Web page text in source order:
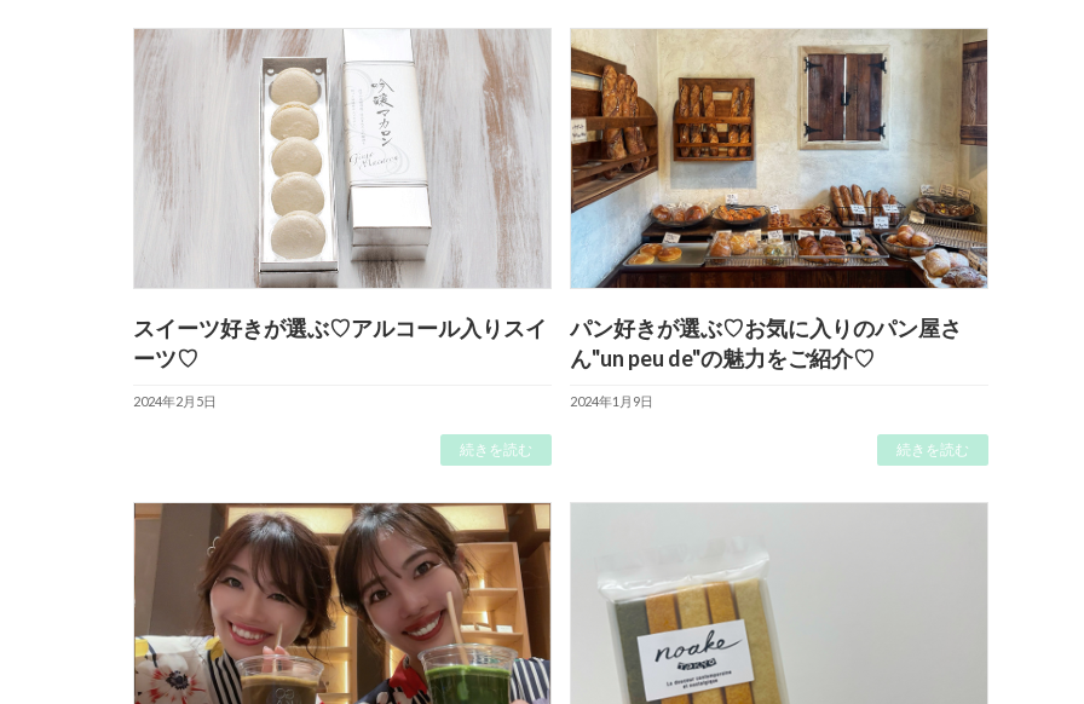
スイーツ好きが選ぶ♡アルコール入りスイ
ーツ♡
2024年2月5日
続きを読む
パン好きが選ぶ♡お気に入りのパン屋さ
ん"un peu de"の魅力をご紹介♡
2024年1月9日
続きを読む